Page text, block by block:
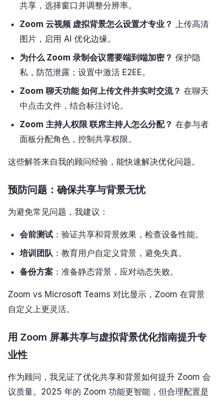
共享，选择窗口并调整分辨率。
Zoom 云视频 虚拟背景怎么设置才专业？ 上传高清
图片，启用 AI 优化边缘。
为什么 Zoom 录制会议需要端到端加密？ 保护隐
私，防范泄露；设置中激活 E2EE。
Zoom 聊天功能 如何上传文件并实时交流？ 在聊天
中点击文件，结合标注讨论。
Zoom 主持人权限 联席主持人怎么分配？ 在参与者
面板分配角色，控制共享权限。
这些解答来自我的顾问经验，能快速解决优化问题。
预防问题：确保共享与背景无忧
为避免常见问题，我建议：
会前测试 ：验证共享和背景效果，检查设备性能。
培训团队 ：教育用户自定义背景，避免失真。
备份方案 ：准备静态背景，应对动态失败。
Zoom vs Microsoft Teams 对比显示，Zoom 在背景
自定义上更灵活。
用 Zoom 屏幕共享与虚拟背景优化指南提升专
业性
作为顾问，我见证了优化共享和背景如何提升 Zoom 会
议质量。2025 年的 Zoom 功能更智能，但合理配置是